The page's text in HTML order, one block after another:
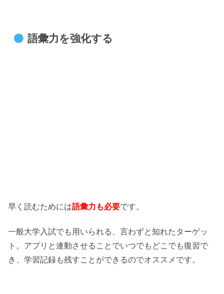
語彙力を強化する
早く読むためには語彙力も必要です。
一般大学入試でも用いられる、言わずと知れたターゲッ
ト。アプリと連動させることでいつでもどこでも復習で
き、学習記録も残すことができるのでオススメです。